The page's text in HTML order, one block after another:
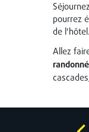
pourrez
de
Allez